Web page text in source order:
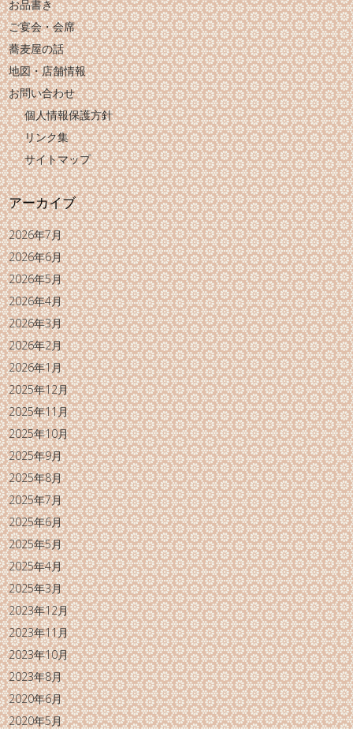
お品書き
ご宴会・会席
蕎麦屋の話
地図・店舗情報
お問い合わせ
個人情報保護方針
リンク集
サイトマップ
アーカイブ
2026年7月
2026年6月
2026年5月
2026年4月
2026年3月
2026年2月
2026年1月
2025年12月
2025年11月
2025年10月
2025年9月
2025年8月
2025年7月
2025年6月
2025年5月
2025年4月
2025年3月
2023年12月
2023年11月
2023年10月
2023年8月
2020年6月
2020年5月